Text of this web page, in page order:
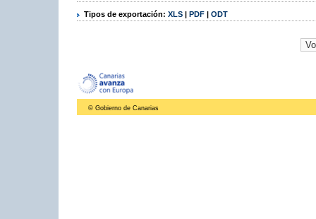
Tipos de exportación: XLS | PDF | ODT
© Gobierno de Canarias